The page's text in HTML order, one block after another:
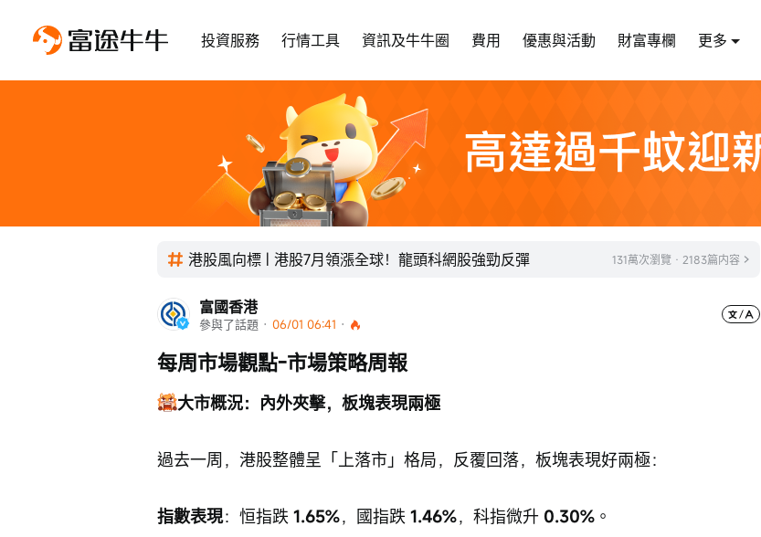
投資服務 行情工具 資訊及牛牛圈 費用 優惠與活動 財富專欄 更多
港股風向標 | 港股7月領漲全球！龍頭科網股強勁反彈 131萬次瀏覽 · 2183篇内容
富國香港
參與了話題 · 06/01 06:41 ·
每周市場觀點-市場策略周報
大市概況：內外夾擊，板塊表現兩極
過去一周，港股整體呈「上落市」格局，反覆回落，板塊表現好兩極：
指數表現：恒指跌 1.65%，國指跌 1.46%，科指微升 0.30% 。